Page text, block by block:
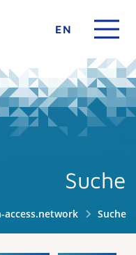
EN
Suche
access.network Suche